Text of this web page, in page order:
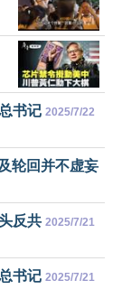
书记 2025/7/22
轮回并不虚妄
反共 2025/7/21
书记 2025/7/21